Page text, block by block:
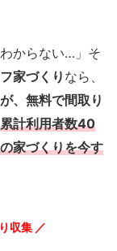
からない…」そ
家づくりなら、
、無料で間取り
累計利用者数40
家づくりを今す
収集 ／